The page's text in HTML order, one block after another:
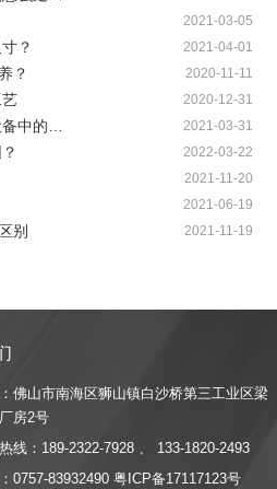
2021-03-05
？ 2021-04-01
？ 2020-11-11
2020-12-31
中的… 2021-03-31
2022-03-22
2021-11-20
2021-06-19
别 2021-11-19
佛山市南海区狮山镇白沙桥第三工业区梁
房2号
线： 189-2322-7928、 133-1820-2493
0757-83932490 粤ICP备17117123号